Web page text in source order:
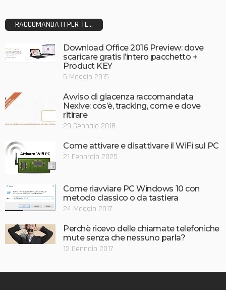
RACCOMANDATI PER TE...
Download Office 2016 Preview: dove
scaricare gratis l’intero pacchetto +
Product KEY
5 Maggio 2015
Avviso di giacenza raccomandata
Nexive: cos’è, tracking, come e dove
ritirare
29 Gennaio 2018
Come attivare e disattivare il WiFi sul PC
21 Febbraio 2025
Come riavviare PC Windows 10 con
metodo classico o da tastiera
24 Maggio 2017
Perchè ricevo delle chiamate telefoniche
mute senza che nessuno parla?
12 Gennaio 2017